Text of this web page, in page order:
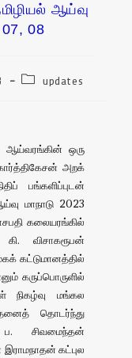
ஆய்வு
08
updates
ஒரு
அறக்
பங்களிப்புடன்
மாநாடு 2023
கலையரங்கில்
கி. விசாகரூபன்
கட்டுமானத்தில்
கருப்பொருளில்
நிகழ்வு மங்கல
தொடர்ந்து
சிவமைந்தன்
கட்புல